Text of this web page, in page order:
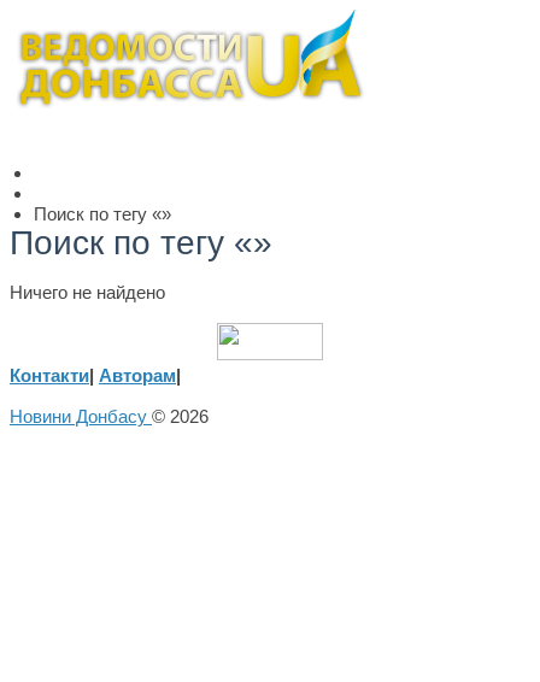
Поиск по тегу «»
Поиск по тегу «»
Ничего не найдено
Контакти| Авторам|
Новини Донбасу © 2026